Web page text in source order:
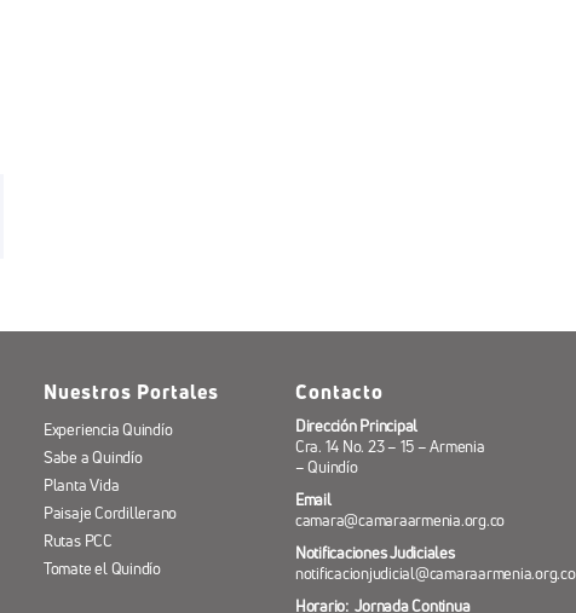
Nuestros Portales
Experiencia Quindío
Sabe a Quindío
Planta Vida
Paisaje Cordillerano
Rutas PCC
Tomate el Quindío
Contacto
Dirección Principal
Cra. 14 No. 23 – 15 – Armenia
– Quindío
Email
camara@camaraarmenia.org.co
Notificaciones Judiciales
notificacionjudicial@camaraarmenia.org.co
Horario: Jornada Continua